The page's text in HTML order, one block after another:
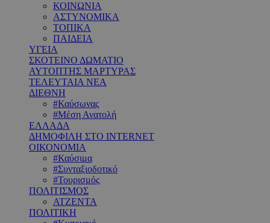
ΚΟΙΝΩΝΙΑ
ΑΣΤΥΝΟΜΙΚΑ
ΤΟΠΙΚΑ
ΠΑΙΔΕΙΑ
ΥΓΕΙΑ
ΣΚΟΤΕΙΝΟ ΔΩΜΑΤΙΟ
ΑΥΤΟΠΤΗΣ ΜΑΡΤΥΡΑΣ
ΤΕΛΕΥΤΑΙΑ ΝΕΑ
ΔΙΕΘΝΗ
#Καύσωνας
#Μέση Ανατολή
ΕΛΛΑΔΑ
ΔΗΜΟΦΙΛΗ ΣΤΟ INTERNET
ΟΙΚΟΝΟΜΙΑ
#Καύσιμα
#Συνταξιοδοτικό
#Τουρισμός
ΠΟΛΙΤΙΣΜΟΣ
ΑΤΖΕΝΤΑ
ΠΟΛΙΤΙΚΗ